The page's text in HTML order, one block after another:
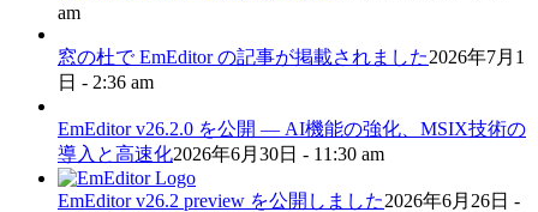
am
窓の杜で EmEditor の記事が掲載されました2026年7月1
日 - 2:36 am
EmEditor v26.2.0 を公開 — AI機能の強化、MSIX技術の
導入と高速化2026年6月30日 - 11:30 am
EmEditor v26.2 preview を公開しました2026年6月26日 -